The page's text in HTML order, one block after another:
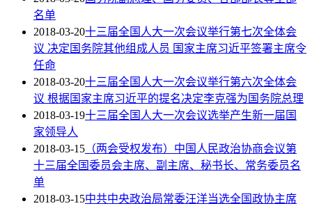
名单
2018-03-20十三届全国人大一次会议举行第七次全体会
议 决定国务院其他组成人员 国家主席习近平签署主席令
任命
2018-03-20十三届全国人大一次会议举行第六次全体会
议 根据国家主席习近平的提名决定李克强为国务院总理
2018-03-19十三届全国人大一次会议选举产生新一届国
家领导人
2018-03-15 （两会受权发布）中国人民政治协商会议第
十三届全国委员会主席、副主席、秘书长、常务委员名
单
2018-03-15中共中央政治局常委汪洋当选全国政协主席